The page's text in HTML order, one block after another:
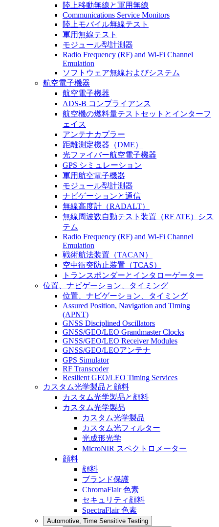
陸上移動無線と軍用無線
Communications Service Monitors
陸上モバイル無線テスト
軍用無線テスト
モジュール型計測器
Radio Frequency (RF) and Wi-Fi Channel
Emulation
ソフトウェア無線およびシステム
航空電子機器
航空電子機器
ADS-B コンプライアンス
航空機の燃料量テストセットとインターフ
ェイス
アンテナカプラー
距離測定機器（DME）
光ファイバー航空電子機器
GPS シミュレーション
軍用航空電子機器
モジュール型計測器
ナビゲーションと通信
無線高度計（RADALT）
無線周波数自動テスト装置（RF ATE）シス
テム
Radio Frequency (RF) and Wi-Fi Channel
Emulation
戦術航法装置（TACAN）
空中衝突防止装置（TCAS）
トランスポンダーとインタローゲーター
位置、ナビゲーション、タイミング
位置、ナビゲーション、タイミング
Assured Position, Navigation and Timing
(APNT)
GNSS Disciplined Oscillators
GNSS/GEO/LEO Grandmaster Clocks
GNSS/GEO/LEO Receiver Modules
GNSS/GEO/LEOアンテナ
GPS Simulator
RF Transcoder
Resilient GEO/LEO Timing Services
カスタム光学製品と顔料
カスタム光学製品と顔料
カスタム光学製品
カスタム光学製品
カスタム光フィルター
光成形光学
MicroNIR スペクトロメーター
顔料
顔料
ブランド保護
ChromaFlair 色素
セキュリティ顔料
SpectraFlair 色素
Automotive, Time Sensitive Testing